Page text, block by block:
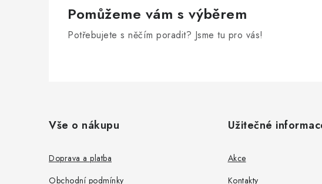
Pomůžeme vám s výběrem
Potřebujete s něčím poradit? Jsme tu pro vás!
Vše o nákupu
Doprava a platba
Obchodní podmínky
Užitečné
Akce
Kontakty